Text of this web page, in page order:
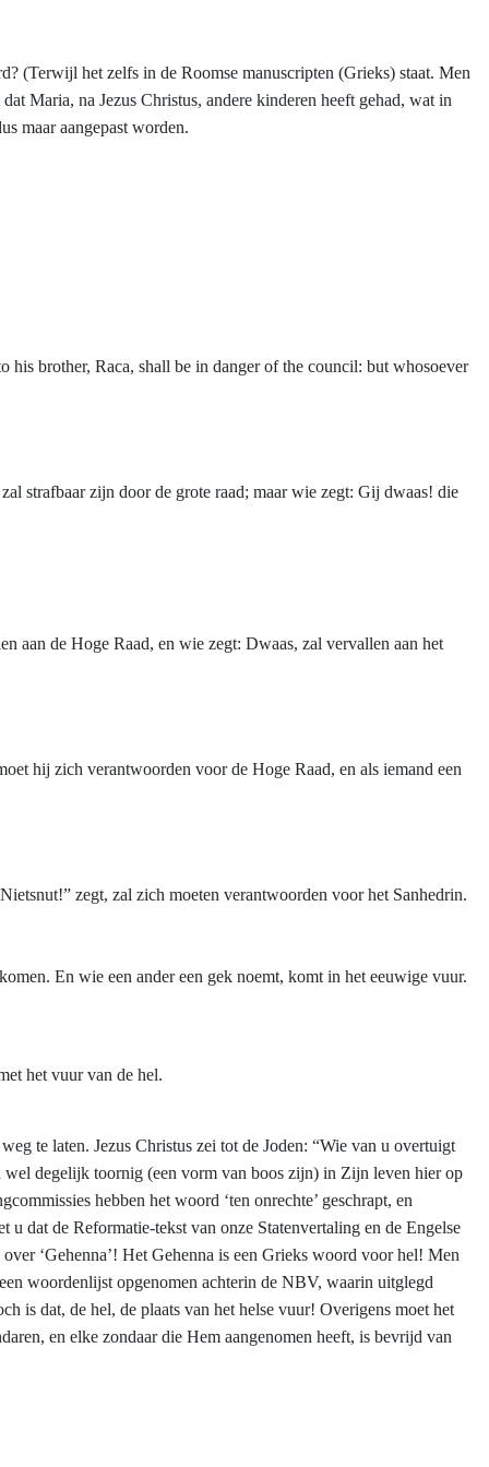
(Terwijl het zelfs in de Roomse manuscripten (Grieks) staat. Men
Maria, na Jezus Christus, andere kinderen heeft gehad, wat in
maar aangepast worden.
brother, Raca, shall be in danger of the council: but whosoever
strafbaar zijn door de grote raad; maar wie zegt: Gij dwaas! die
aan de Hoge Raad, en wie zegt: Dwaas, zal vervallen aan het
hij zich verantwoorden voor de Hoge Raad, en als iemand een
zegt, zal zich moeten verantwoorden voor het Sanhedrin.
En wie een ander een gek noemt, komt in het eeuwige vuur.
het vuur van de hel.
te laten. Jezus Christus zei tot de Joden: “Wie van u overtuigt
degelijk toornig (een vorm van boos zijn) in Zijn leven hier op
hebben het woord ‘ten onrechte’ geschrapt, en
dat de Reformatie-tekst van onze Statenvertaling en de Engelse
‘Gehenna’! Het Gehenna is een Grieks woord voor hel! Men
woordenlijst opgenomen achterin de NBV, waarin uitglegd
is dat, de hel, de plaats van het helse vuur! Overigens moet het
en elke zondaar die Hem aangenomen heeft, is bevrijd van